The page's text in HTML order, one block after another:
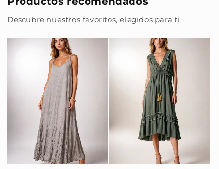
Descubre nuestros favoritos, elegidos para ti